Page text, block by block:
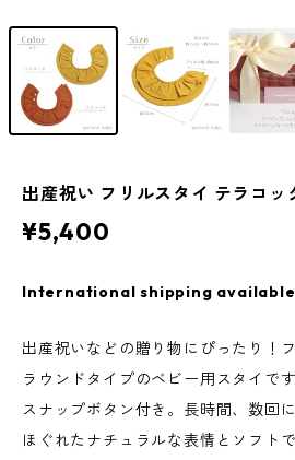
出産祝い フリルスタイ テラコッ
¥5,400
International shipping available
出産祝いなどの贈り物にぴったり！
ラウンドタイプのベビー用スタイで
スナップボタン付き。長時間、数回
ほぐれたナチュラルな表情とソフト